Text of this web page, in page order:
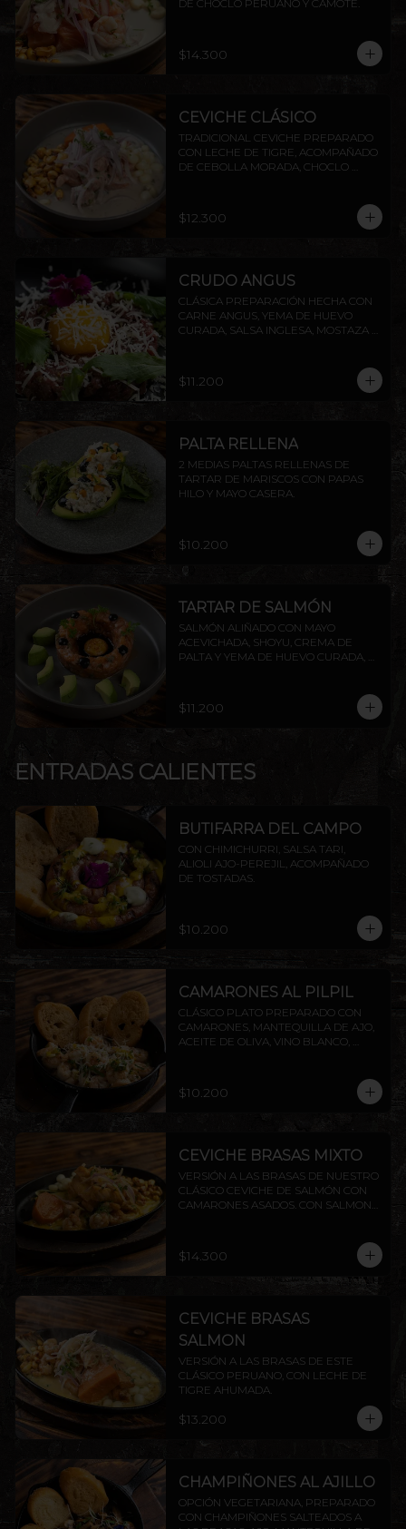
DE CHOCLO PERUANO Y CAMOTE.
$14.300
CEVICHE CLÁSICO
TRADICIONAL CEVICHE PREPARADO
CON LECHE DE TIGRE, ACOMPAÑADO
DE CEBOLLA MORADA, CHOCLO
$12.300
CRUDO ANGUS
CLÁSICA PREPARACIÓN HECHA CON
CARNE ANGUS, YEMA DE HUEVO
CURADA, SALSA INGLESA, MOSTAZA
DE TOSTADAS DE LA CASA.
$11.200
PALTA RELLENA
2 MEDIAS PALTAS RELLENAS DE
TARTAR DE MARISCOS CON PAPAS
HILO Y MAYO CASERA.
$10.200
TARTAR DE SALMÓN
SALMÓN ALIÑADO CON MAYO
ACEVICHADA, SHOYU, CREMA DE
PALTA Y YEMA DE HUEVO CURADA,
$11.200
ENTRADAS CALIENTES
BUTIFARRA DEL CAMPO
CON CHIMICHURRI, SALSA TARI,
ALIOLI AJO-PEREJIL, ACOMPAÑADO
DE TOSTADAS.
$10.200
CAMARONES AL PILPIL
CLÁSICO PLATO PREPARADO CON
CAMARONES, MANTEQUILLA DE AJO,
ACEITE DE OLIVA, VINO BLANCO,
$10.200
CEVICHE BRASAS MIXTO
VERSIÓN A LAS BRASAS DE NUESTRO
CLÁSICO CEVICHE DE SALMÓN CON
CAMARONES ASADOS. CON SALMON
$14.300
CEVICHE BRASAS
SALMON
VERSIÓN A LAS BRASAS DE ESTE
CLÁSICO PERUANO, CON LECHE DE
TIGRE AHUMADA.
$13.200
CHAMPIÑONES AL AJILLO
OPCIÓN VEGETARIANA, PREPARADO
CON CHAMPIÑONES SALTEADOS A